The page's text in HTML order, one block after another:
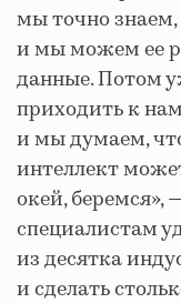
мы точно знаем,
и мы можем ее
данные. Потом
приходить к
и мы думаем,
интеллект
окей, беремся»,
специалистам
из десятка
и сделать